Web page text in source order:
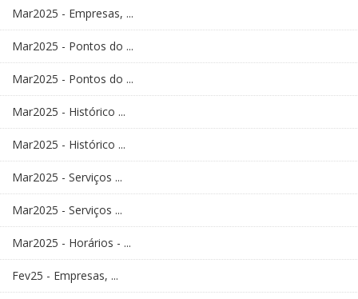
Mar2025 - Empresas, ...
Mar2025 - Pontos do ...
Mar2025 - Pontos do ...
Mar2025 - Histórico ...
Mar2025 - Histórico ...
Mar2025 - Serviços ...
Mar2025 - Serviços ...
Mar2025 - Horários - ...
Fev25 - Empresas, ...